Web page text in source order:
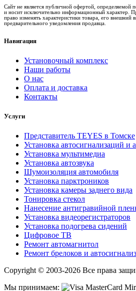
Сайт не является публичной офертой,
и носит исключительно информационный характер.
право изменять характеристики товара, его внешний
предварительного уведомления продавца.
Навигация
Установочный комплекс
Наши работы
О нас
Оплата и доставка
Контакты
Услуги
Представитель TEYES в Томске
Установка автосигнализаций и
Установка мультимедиа
Установка автозвука
Шумоизоляция автомобиля
Установка парктроников
Установка камеры заднего вида
Тонировка стекол
Нанесение антигравийной
Установка видеорегистраторов
Установка подогрева сидений
Цифровое ТВ
Ремонт автомагнитол
Ремонт брелоков и
Copyright © 2003-2026 Все права
Мы принимаем: